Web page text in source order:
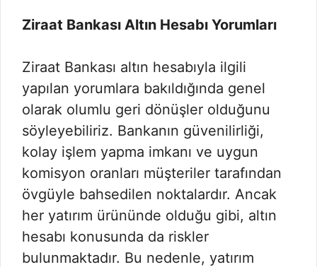
Ziraat Bankası Altın Hesabı Yorumları
Ziraat Bankası altın hesabıyla ilgili
yapılan yorumlara bakıldığında genel
olarak olumlu geri dönüşler olduğunu
söyleyebiliriz. Bankanın güvenilirliği,
kolay işlem yapma imkanı ve uygun
komisyon oranları müşteriler tarafından
övgüyle bahsedilen noktalardır. Ancak
her yatırım ürününde olduğu gibi, altın
hesabı konusunda da riskler
bulunmaktadır. Bu nedenle, yatırım